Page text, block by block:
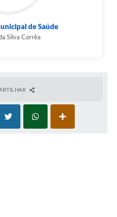
de Saúde
Silva Corrêa